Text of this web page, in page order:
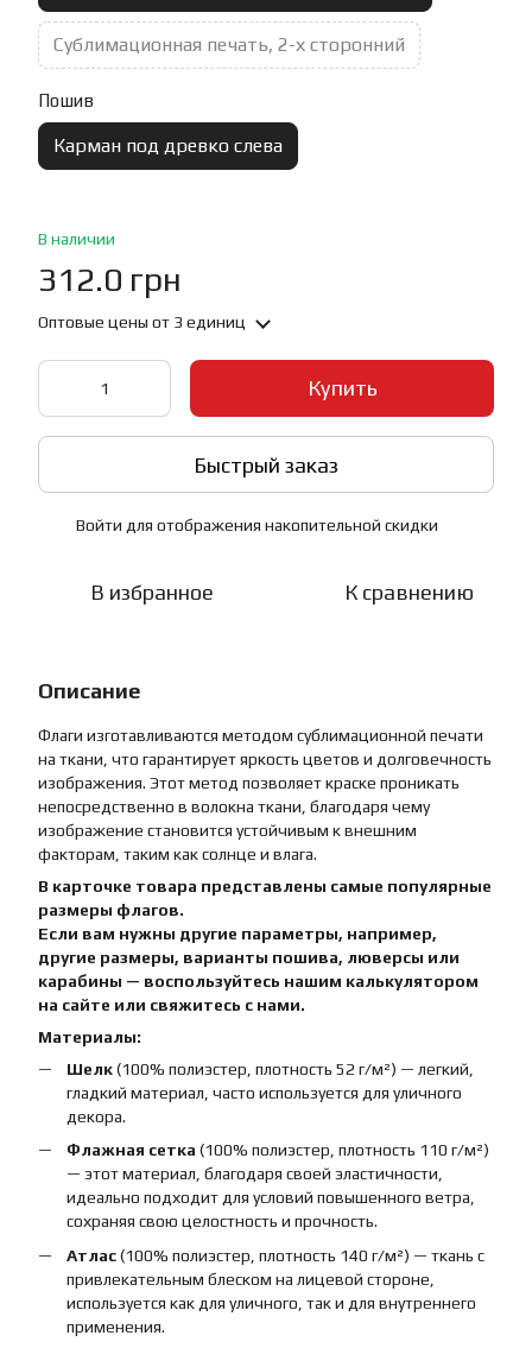
Сублимационная печать, 2-х сторонний
Пошив
Карман под древко слева
В наличии
312.0 грн
Оптовые цены от 3 единиц
Купить
Быстрый заказ
Войти для отображения накопительной скидки
В избранное К сравнению
Описание
Флаги изготавливаются методом сублимационной печати
на ткани, что гарантирует яркость цветов и долговечность
изображения. Этот метод позволяет краске проникать
непосредственно в волокна ткани, благодаря чему
изображение становится устойчивым к внешним
факторам, таким как солнце и влага.
В карточке товара представлены самые популярные
размеры флагов.
Если вам нужны другие параметры, например,
другие размеры, варианты пошива, люверсы или
карабины — воспользуйтесь нашим калькулятором
на сайте или свяжитесь с нами.
Материалы:
Шелк(100% полиэстер, плотность 52 г/м²) — легкий,
гладкий материал, часто используется для уличного
декора.
Флажная сетка (100% полиэстер, плотность 110 г/м²)
— этот материал, благодаря своей эластичности,
идеально подходит для условий повышенного ветра,
сохраняя свою целостность и прочность.
Атлас(100% полиэстер, плотность 140 г/м²) — ткань с
привлекательным блеском на лицевой стороне,
используется как для уличного, так и для внутреннего
применения.